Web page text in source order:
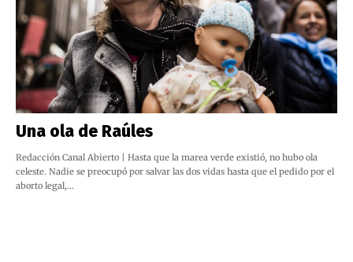
Una ola de Raúles
Redacción Canal Abierto | Hasta que la marea verde existió, no hubo ola
celeste. Nadie se preocupó por salvar las dos vidas hasta que el pedido por el
aborto legal,…